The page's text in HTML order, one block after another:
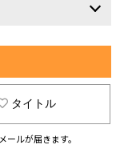
タイトル
ルが届きます。